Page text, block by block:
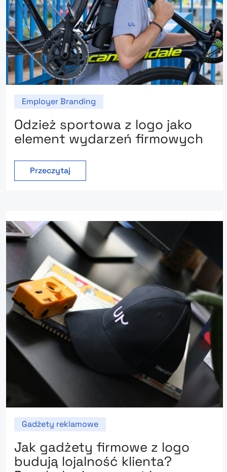
Employer Branding
Odzież sportowa z logo jako
element wydarzeń firmowych
Przeczytaj
Gadżety reklamowe
Jak gadżety firmowe z logo
budują lojalność klienta?